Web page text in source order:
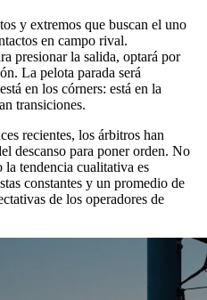
y extremos que buscan el uno
en campo rival.
presionar la salida, optará por
La pelota parada será
en los córners: está en la
transiciones.
recientes, los árbitros han
descanso para poner orden. No
la tendencia cualitativa es
constantes y un promedio de
de los operadores de